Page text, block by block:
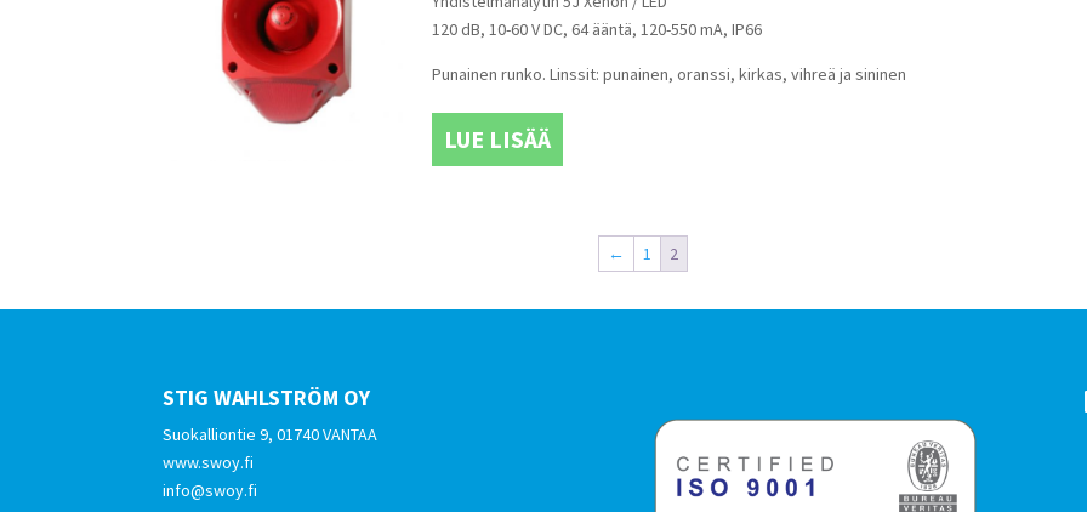
120 dB, 10-60 V DC, 64 ääntä, 120-550 mA, IP66
Punainen runko. Linssit: punainen, oranssi, kirkas, vihreä ja sininen
LUE LISÄÄ
← 1 2
STIG WAHLSTRÖM OY
Suokalliontie 9, 01740 VANTAA
www.swoy.fi
info@swoy.fi